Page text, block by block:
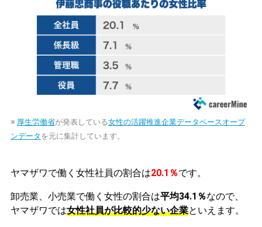
※ 厚生労働省が発表している女性の活躍推進企業データベースオープ
ンデータ を元に集計しています。
ヤマザワで働く女性社員の割合は20.1％です。
卸売業、小売業で働く女性の割合は平均34.1％なので、
ヤマザワでは女性社員が比較的少ない企業といえます。